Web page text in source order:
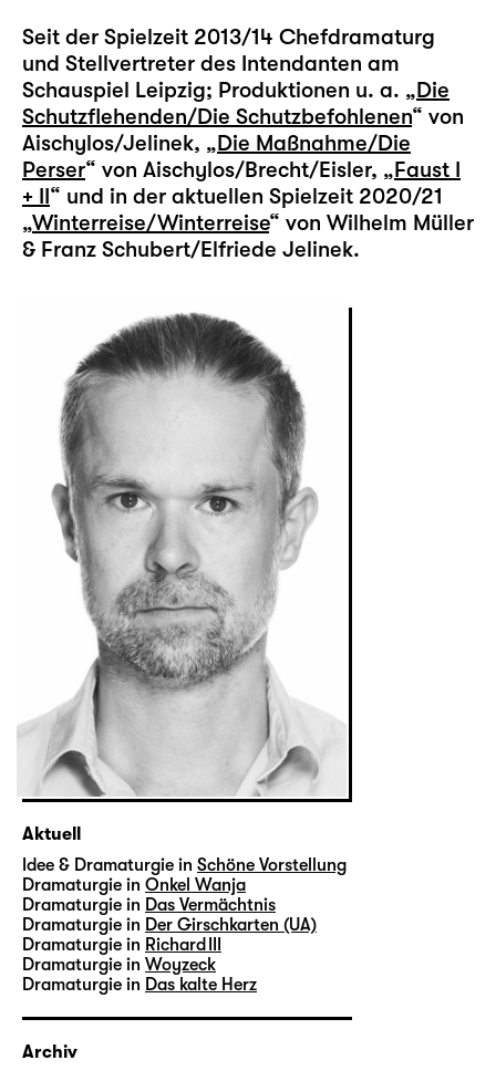
Seit der Spielzeit 2013/14 Chefdramaturg
und Stellvertreter des Intendanten am
Schauspiel Leipzig; Produktionen u. a. „Die
Schutzflehenden/Die Schutzbefohlenen“ von
Aischylos/Jelinek, „Die Maßnahme/Die
Perser“ von Aischylos/Brecht/Eisler, „Faust I
+ II“ und in der aktuellen Spielzeit 2020/21
„Winterreise/Winterreise“ von Wilhelm Müller
& Franz Schubert/Elfriede Jelinek.
Aktuell
Idee & Dramaturgie in Schöne Vorstellung
Dramaturgie in Onkel Wanja
Dramaturgie in Das Vermächtnis
Dramaturgie in Der Girschkarten (UA)
Dramaturgie in Richard III
Dramaturgie in Woyzeck
Dramaturgie in Das kalte Herz
Archiv